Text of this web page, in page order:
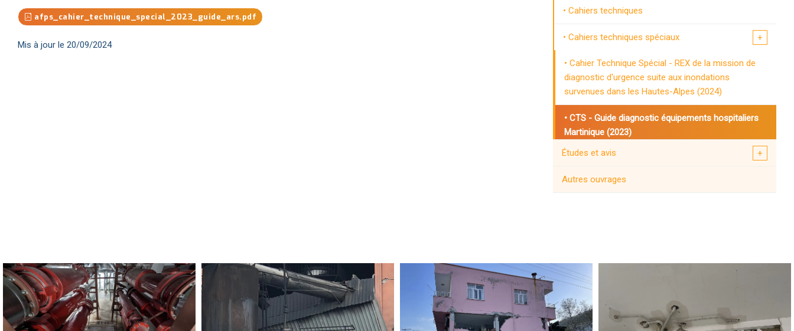
afps_cahier_technique_special_2023_guide_ars.pdf
Mis à jour le 20/09/2024
Cahiers techniques
Cahiers techniques spéciaux
Cahier Technique Spécial - REX de la mission de
diagnostic d'urgence suite aux inondations
survenues dans les Hautes-Alpes (2024)
CTS - Guide diagnostic équipements hospitaliers
Martinique (2023)
CTS - REX Inondations Alex (2020)
CTS - Missions virtuelles (2015)
CTS - Séisme de Boumerdes en Algérie (2004)
CTS - Règlementation en construction
parasismique (1999)
Études et avis
Autres ouvrages